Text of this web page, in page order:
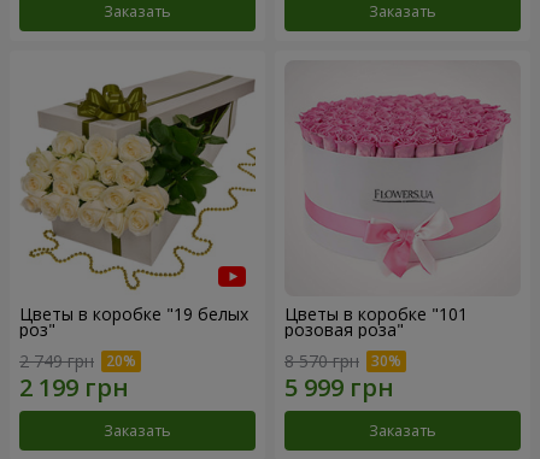
Заказать Заказать
Цветы в коробке "19 белых
роз"
2 749 грн
Заказать
Цветы в коробке "101
розовая роза"
8 570 грн
Заказать